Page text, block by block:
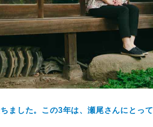
した。この3年は、瀬尾さんにとっ